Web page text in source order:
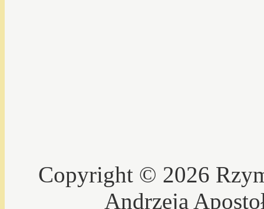
Copyright © 2026
Andrzeja